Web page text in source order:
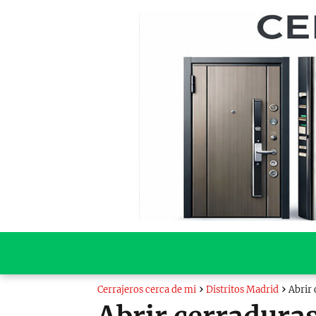
Cerrajeros cerca de mi Distritos Madrid Abrir